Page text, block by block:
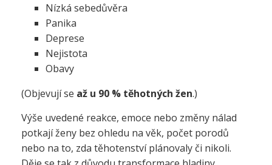
Nízká sebedůvěra
Panika
Deprese
Nejistota
Obavy
(Objevují se až u 90 % těhotných žen.)
Výše uvedené reakce, emoce nebo změny nálad
potkají ženy bez ohledu na věk, počet porodů
nebo na to, zda těhotenství plánovaly či nikoli.